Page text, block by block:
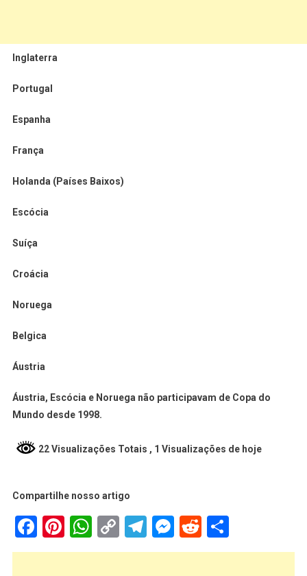
Inglaterra
Portugal
Espanha
França
Holanda (Países Baixos)
Escócia
Suíça
Croácia
Noruega
Belgica
Áustria
Áustria, Escócia e Noruega não participavam de Copa do
Mundo desde 1998.
22 Visualizações Totais , 1 Visualizações de hoje
Compartilhe nosso artigo
Facebook
Pinterest
WhatsApp
Copy
Link
Telegram
Messenger
Reddit
Share